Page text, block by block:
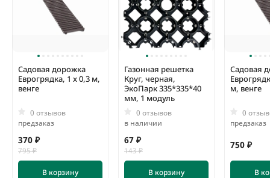
Садовая дорожка
Еврогрядка, 1 x 0,3 м,
венге
0 отзывов
предзаказ
370 ₽
795 ₽
В корзину
Газонная решетка
Круг, черная,
ЭкоПарк 335*335*40
мм, 1 модуль
0 отзывов
в наличии
67 ₽
143 ₽
В корзину
Садовая
м, венге
0
предзаказ
750 ₽
В